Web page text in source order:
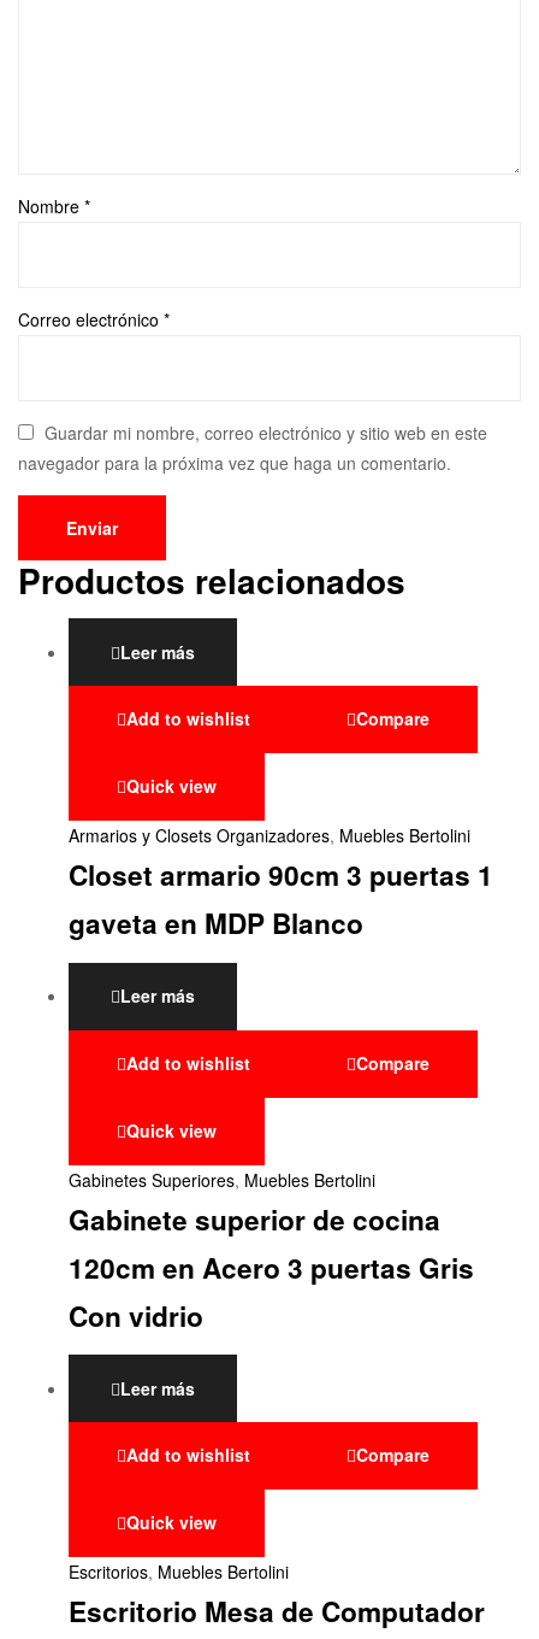
Nombre *
Correo electrónico *
Guardar mi nombre, correo electrónico y sitio web en este
navegador para la próxima vez que haga un comentario.
Productos relacionados
Leer más
Add to wishlist Compare
Quick view
Armarios y Closets Organizadores, Muebles Bertolini
Closet armario 90cm 3 puertas 1
gaveta en MDP Blanco
Leer más
Add to wishlist Compare
Quick view
Gabinetes Superiores, Muebles Bertolini
Gabinete superior de cocina
120cm en Acero 3 puertas Gris
Con vidrio
Leer más
Add to wishlist Compare
Quick view
Escritorios, Muebles Bertolini
Escritorio Mesa de Computador